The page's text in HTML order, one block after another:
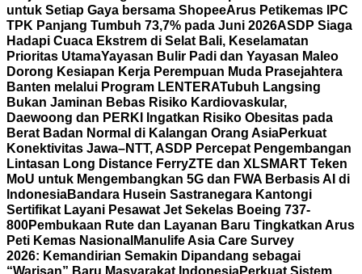
untuk Setiap Gaya bersama ShopeeArus Petikemas IPC
TPK Panjang Tumbuh 73,7% pada Juni 2026ASDP Siaga
Hadapi Cuaca Ekstrem di Selat Bali, Keselamatan
Prioritas UtamaYayasan Bulir Padi dan Yayasan Maleo
Dorong Kesiapan Kerja Perempuan Muda Prasejahtera
Banten melalui Program LENTERATubuh Langsing
Bukan Jaminan Bebas Risiko Kardiovaskular,
Daewoong dan PERKI Ingatkan Risiko Obesitas pada
Berat Badan Normal di Kalangan Orang AsiaPerkuat
Konektivitas Jawa–NTT, ASDP Percepat Pengembangan
Lintasan Long Distance FerryZTE dan XLSMART Teken
MoU untuk Mengembangkan 5G dan FWA Berbasis AI di
IndonesiaBandara Husein Sastranegara Kantongi
Sertifikat Layani Pesawat Jet Sekelas Boeing 737-
800Pembukaan Rute dan Layanan Baru Tingkatkan Arus
Peti Kemas Nasional Manulife Asia Care Survey
2026: Kemandirian Semakin Dipandang sebagai
“Warisan” Baru Masyarakat IndonesiaPerkuat Sistem